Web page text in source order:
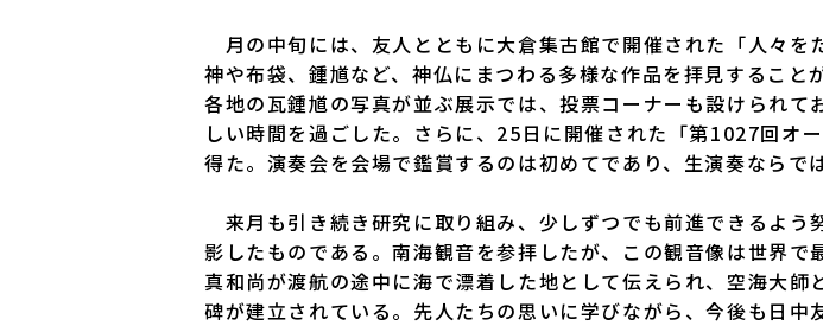
月の中旬には、友人とともに大倉集古館で開催された「人々を
神や布袋、鍾馗など、神仏にまつわる多様な作品を拝見するこ
各地の瓦鍾馗の写真が並ぶ展示では、投票コーナーも設けられ
しい時間を過ごした。さらに、25日に開催された「第1027回オ
得た。演奏会を会場で鑑賞するのは初めてであり、生演奏ならで
来月も引き続き研究に取り組み、少しずつでも前進できるよ
影したものである。南海観音を参拝したが、この観音像は世界
真和尚が渡航の途中に海で漂着した地として伝えられ、空海大
碑が建立されている。先人たちの思いに学びながら、今後も日中